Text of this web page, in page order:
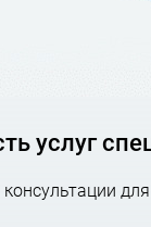
услуг